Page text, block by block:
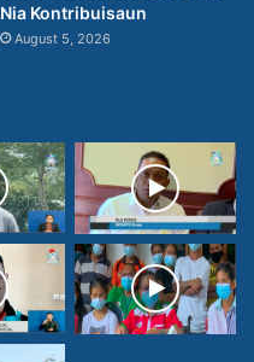
Nia Kontribuisaun
August 5, 2026